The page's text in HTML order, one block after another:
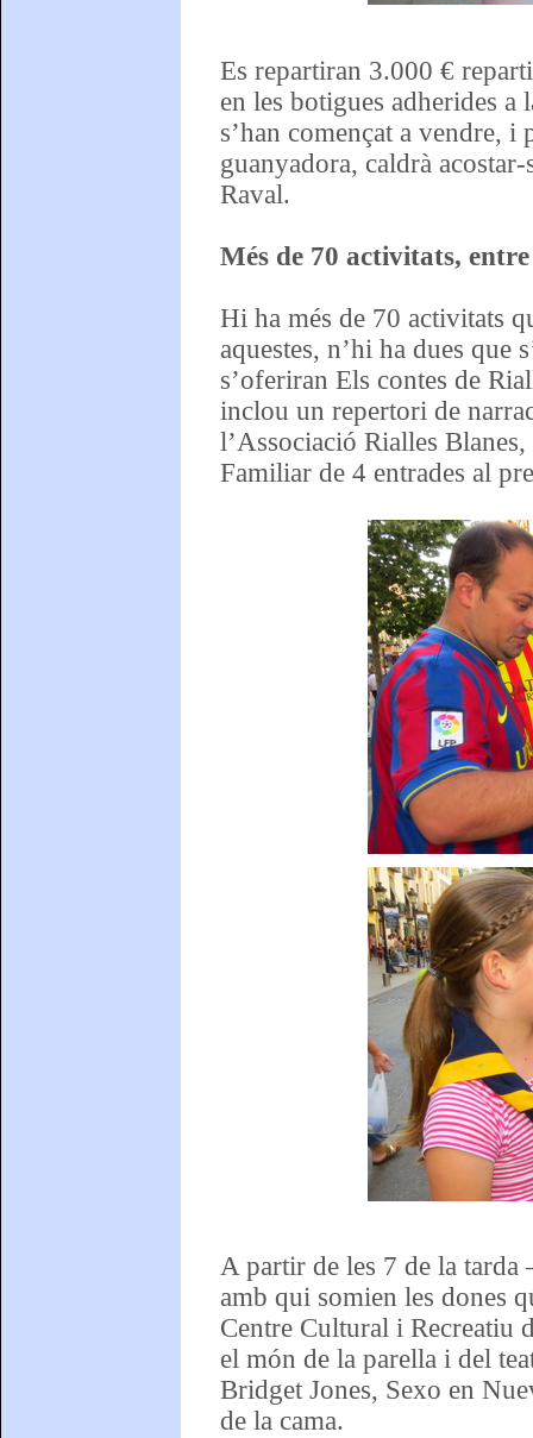
Es repartiran 3.000 €
en les botigues adherides
s’han començat a vendre, i
guanyadora, caldrà
Raval.
Més de 70 activitats, entre
Hi ha més de 70 activitats
aquestes, n’hi ha dues que
s’oferiran Els contes de
inclou un repertori de
l’Associació Rialles
Familiar de 4 entrades al
A partir de les 7 de la tarda
amb qui somien les dones
Centre Cultural i Recreatiu
el món de la parella i del
Bridget Jones, Sexo en
de la cama.